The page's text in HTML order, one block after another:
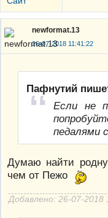
newformat.13
26-07-2018 11:41:22
Пафнутий
Если не
педалями
Думаю найти
чем от Пежо
Добавлено: 26-07-2018